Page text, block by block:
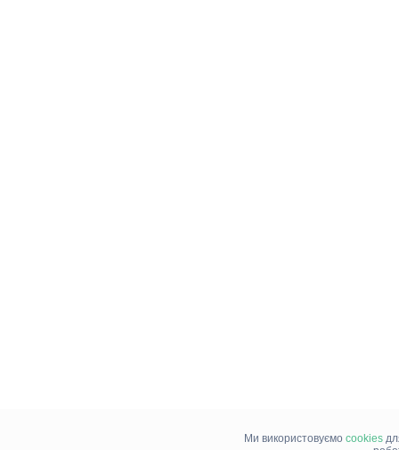
Ми використовуємо cookies